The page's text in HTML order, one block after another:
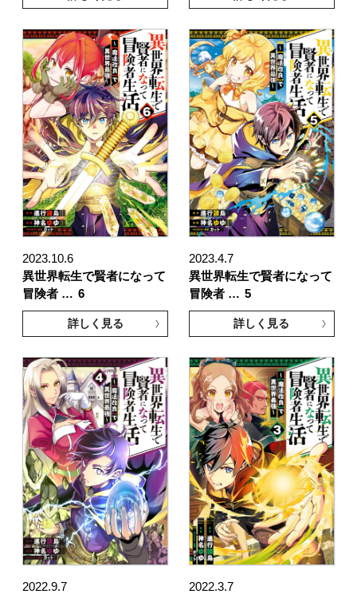
2023.10.6
異世界転生で賢者になって
冒険者 … 6
詳しく見る
2023.4.7
異世界転生で賢者になって
冒険者 … 5
詳しく見る
2022.9.7
2022.3.7